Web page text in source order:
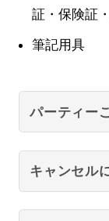
証・保険証
筆記用具
パーティー
キャンセル